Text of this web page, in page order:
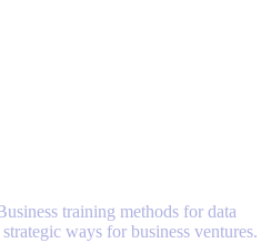
training methods for data
ways for business ventures.